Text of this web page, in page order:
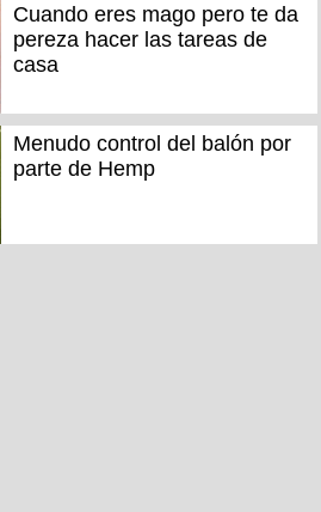
Cuando eres mago pero te da
pereza hacer las tareas de
casa
Menudo control del balón por
parte de Hemp